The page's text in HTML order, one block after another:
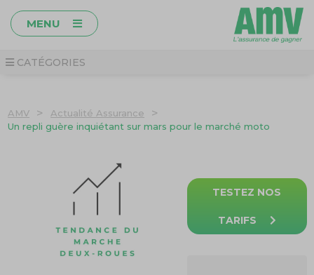
MENU
CATÉGORIES
AMV > Actualité Assurance >
Un repli guère inquiétant sur mars pour le marché moto
TESTEZ NOS
TARIFS